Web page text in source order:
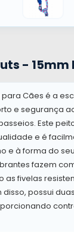
- 15mm
Cães é a
e segurança
Este
e é
e à forma do
fazem
as fivelas
disso, possui